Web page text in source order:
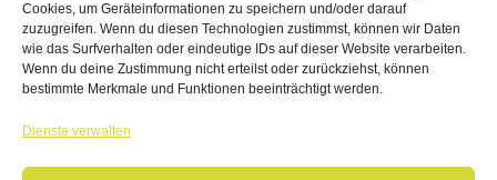
Cookies, um Geräteinformationen zu speichern und/oder darauf
zuzugreifen. Wenn du diesen Technologien zustimmst, können wir Daten
wie das Surfverhalten oder eindeutige IDs auf dieser Website verarbeiten.
Wenn du deine Zustimmung nicht erteilst oder zurückziehst, können
bestimmte Merkmale und Funktionen beeinträchtigt werden.
Dienste verwalten